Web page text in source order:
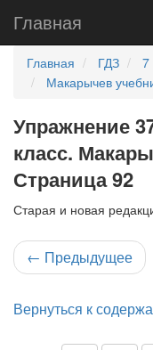
Главная
Главная ГДЗ 7
Макарычев
Упражнение
класс.
Страница 92
Старая и новая
← Предыдущее
Вернуться к